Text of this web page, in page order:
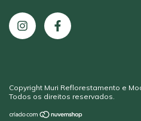
Copyright Muri Reflorestamento e
Todos os direitos reservados.